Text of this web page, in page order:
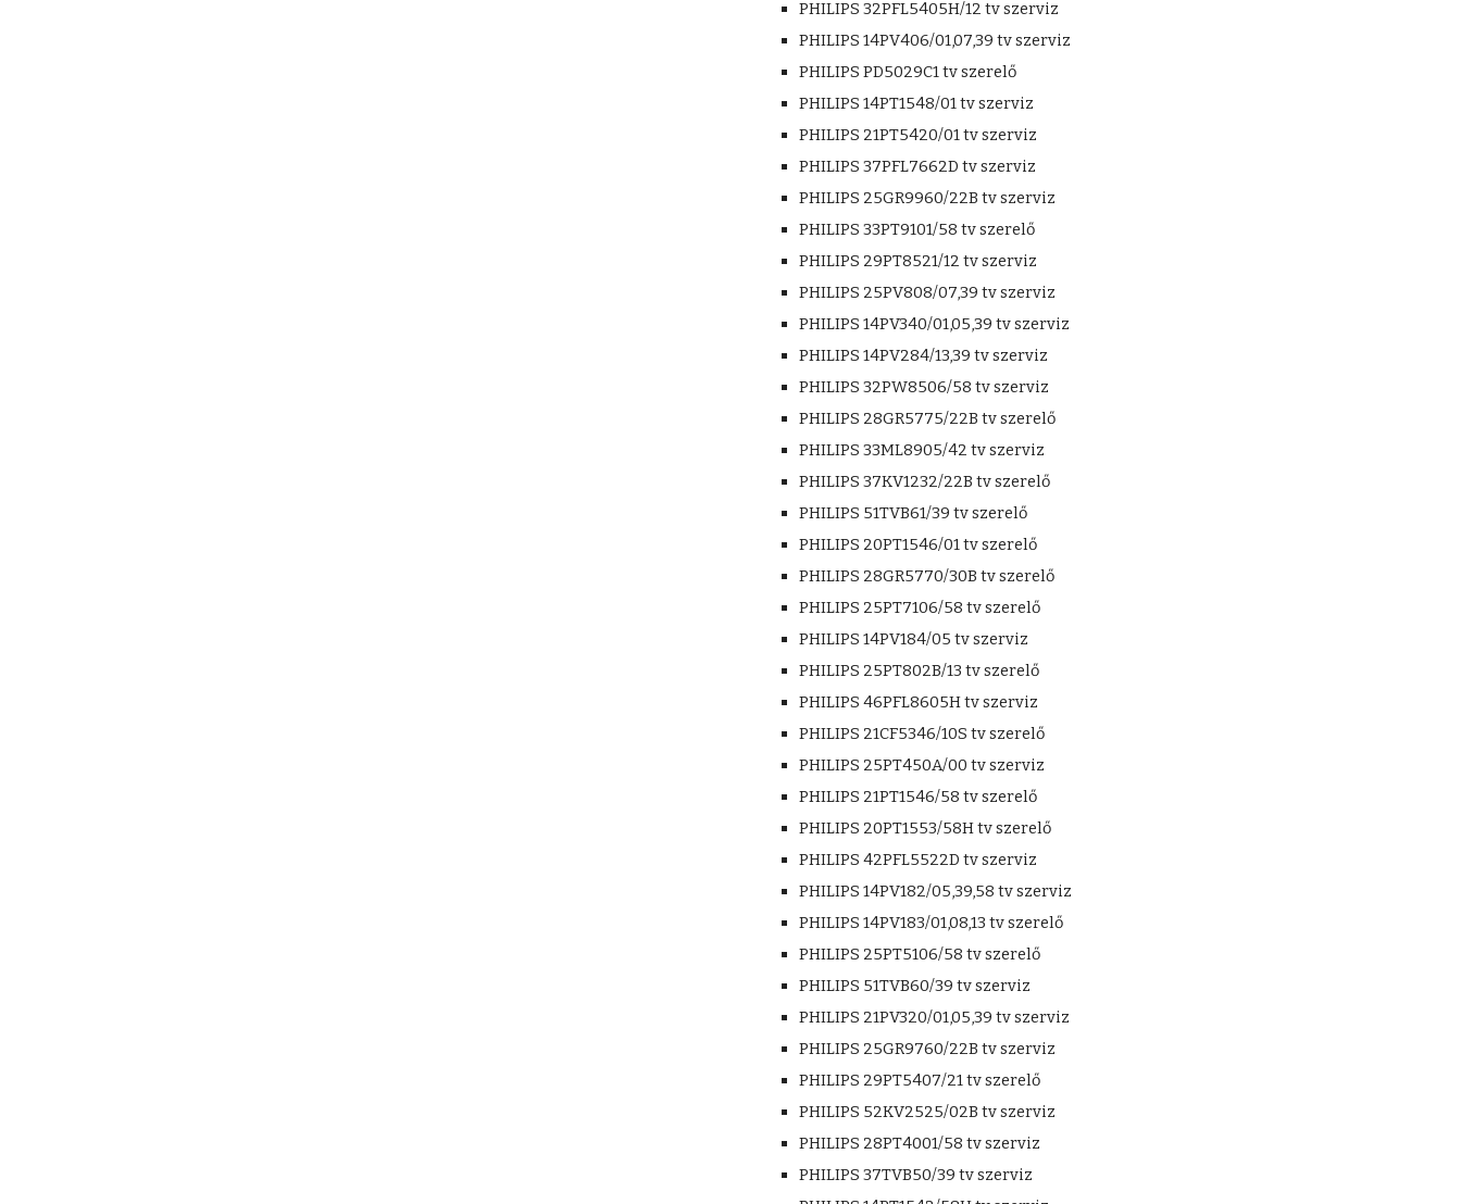
PHILIPS 32PFL5405H/12 tv szerviz
PHILIPS 14PV406/01,07,39 tv szerviz
PHILIPS PD5029C1 tv szerelő
PHILIPS 14PT1548/01 tv szerviz
PHILIPS 21PT5420/01 tv szerviz
PHILIPS 37PFL7662D tv szerviz
PHILIPS 25GR9960/22B tv szerviz
PHILIPS 33PT9101/58 tv szerelő
PHILIPS 29PT8521/12 tv szerviz
PHILIPS 25PV808/07,39 tv szerviz
PHILIPS 14PV340/01,05,39 tv szerviz
PHILIPS 14PV284/13,39 tv szerviz
PHILIPS 32PW8506/58 tv szerviz
PHILIPS 28GR5775/22B tv szerelő
PHILIPS 33ML8905/42 tv szerviz
PHILIPS 37KV1232/22B tv szerelő
PHILIPS 51TVB61/39 tv szerelő
PHILIPS 20PT1546/01 tv szerelő
PHILIPS 28GR5770/30B tv szerelő
PHILIPS 25PT7106/58 tv szerelő
PHILIPS 14PV184/05 tv szerviz
PHILIPS 25PT802B/13 tv szerelő
PHILIPS 46PFL8605H tv szerviz
PHILIPS 21CF5346/10S tv szerelő
PHILIPS 25PT450A/00 tv szerviz
PHILIPS 21PT1546/58 tv szerelő
PHILIPS 20PT1553/58H tv szerelő
PHILIPS 42PFL5522D tv szerviz
PHILIPS 14PV182/05,39,58 tv szerviz
PHILIPS 14PV183/01,08,13 tv szerelő
PHILIPS 25PT5106/58 tv szerelő
PHILIPS 51TVB60/39 tv szerviz
PHILIPS 21PV320/01,05,39 tv szerviz
PHILIPS 25GR9760/22B tv szerviz
PHILIPS 29PT5407/21 tv szerelő
PHILIPS 52KV2525/02B tv szerviz
PHILIPS 28PT4001/58 tv szerviz
PHILIPS 37TVB50/39 tv szerviz